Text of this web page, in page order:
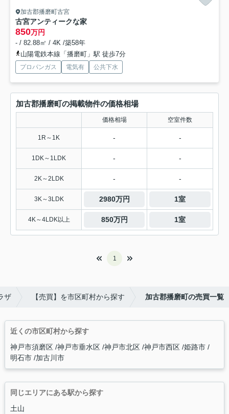
加古郡播磨町古宮
古宮アンティークな家
850万円
- / 82.88㎡ / 4K /築58年
山陽電鉄本線「播磨町」駅 徒歩7分
プロパンガス 電気有 公共下水
加古郡播磨町の掲載物件の価格相場
価格相場 空室件数
1R～1K - -
1DK～1LDK - -
2K～2LDK - -
3K～3LDK 2980万円 1室
4K～4LDK以上 850万円 1室
1
ザ 【売買】を市区町村から探す 加古郡播磨町の売買一覧
近くの市区町村から探す
神戸市須磨区 神戸市垂水区 神戸市北区 神戸市西区 姫路市
明石市 加古川市
同じエリアにある駅から探す
土山